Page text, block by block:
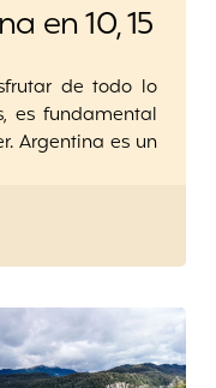
en 10, 15
de todo lo
es fundamental
Argentina es un